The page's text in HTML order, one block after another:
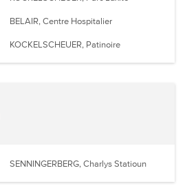
BELAIR, Centre Hospitalier
KOCKELSCHEUER, Patinoire
SENNINGERBERG, Charlys Statioun